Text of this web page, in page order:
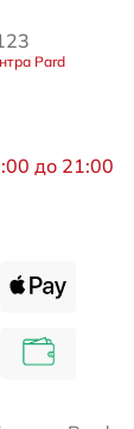
Pard
до 21:00